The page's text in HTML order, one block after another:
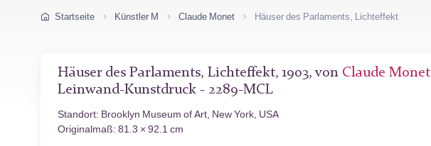
Startseite Künstler M Claude Monet Häuser des Parlaments, Lichteffekt
Häuser des Parlaments, Lichteffekt, 1903, von Claude Monet
Leinwand-Kunstdruck - 2289-MCL
Standort: Brooklyn Museum of Art, New York, USA
Originalmaß: 81.3 × 92.1 cm